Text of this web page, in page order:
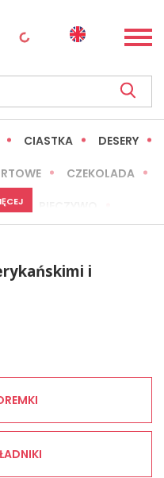
CIASTKA DESERY
CZEKOLADA
INNE
i